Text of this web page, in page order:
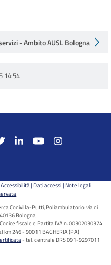
- Ambito AUSL Bologna
14:54
Accessibilità Dati accessi Note legali
Codivilla-Putti, Poliambulatorio: via di
Bologna
fiscale e Partita IVA n. 00302030374
km 246 - 90011 BAGHERIA (PA)
tel. centrale DRS 091-9297011